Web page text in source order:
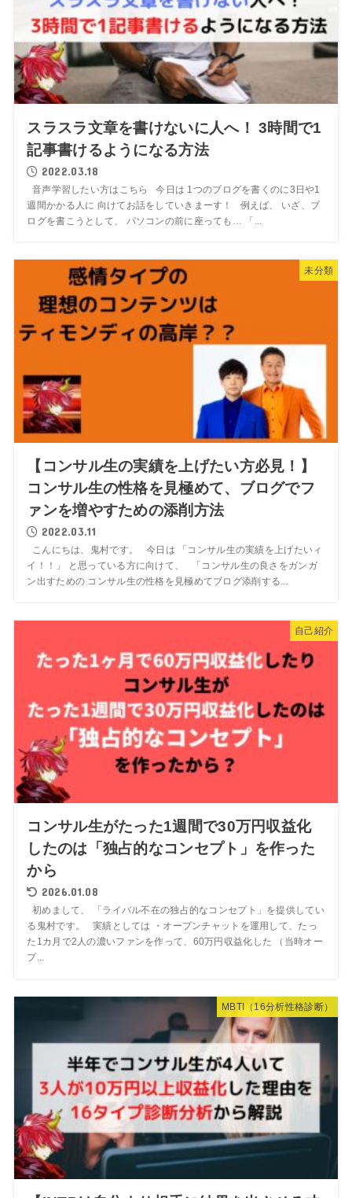
スラスラ文章を書けないに人へ！ 3時間で1
記事書けるようになる方法
2022.03.18
音声学習したい方はこちら 今日は 1つのブログを書くのに3日や1
週間かかる人に 向けてお話をしていきまーす！ 例えば、 いざ、ブ
ログを書こうとして、 パソコンの前に座っても… 「...
未分類
【コンサル生の実績を上げたい方必見！】
コンサル生の性格を見極めて、ブログでフ
ァンを増やすための添削方法
2022.03.11
こんにちは、鬼村です。 今日は 「コンサル生の実績を上げたいィ
イ！！」 と思っている方に向けて、 「コンサル生の良さをガンガ
ン出すための コンサル生の性格を見極めてブログ添削する...
自己紹介
コンサル生がたった1週間で30万円収益化
したのは「独占的なコンセプト」を作った
から
2026.01.08
初めまして、 「ライバル不在の独占的なコンセプト」を提供してい
る鬼村です。 実績としては ・オープンチャットを運用して、たっ
た1カ月で2人の濃いファンを作って、60万円収益化した （当時オー
プ...
MBTI（16分析性格診断）